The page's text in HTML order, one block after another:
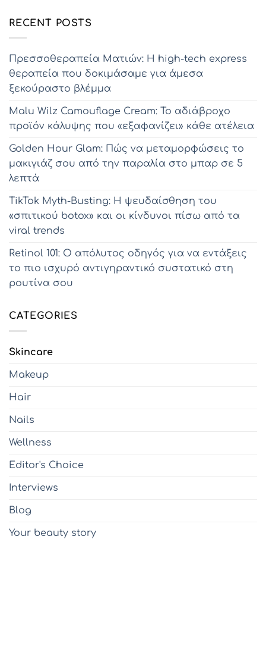
RECENT POSTS
Πρεσσοθεραπεία Ματιών: Η high-tech express
θεραπεία που δοκιμάσαμε για άμεσα
ξεκούραστο βλέμμα
Malu Wilz Camouflage Cream: Το αδιάβροχο
προϊόν κάλυψης που «εξαφανίζει» κάθε ατέλεια
Golden Hour Glam: Πώς να μεταμορφώσεις το
μακιγιάζ σου από την παραλία στο μπαρ σε 5
λεπτά
TikTok Myth-Busting: Η ψευδαίσθηση του
«σπιτικού botox» και οι κίνδυνοι πίσω από τα
viral trends
Retinol 101: Ο απόλυτος οδηγός για να εντάξεις
το πιο ισχυρό αντιγηραντικό συστατικό στη
ρουτίνα σου
CATEGORIES
Skincare
Makeup
Hair
Nails
Wellness
Editor's Choice
Interviews
Blog
Your beauty story